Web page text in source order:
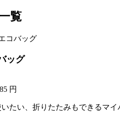
覧
ッグ
円
たい、折りたたみもできるマ